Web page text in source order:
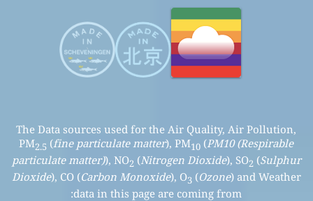
The Data sources used for the Air Quality, Air Pollution,
PM2.5(fine particulate matter), PM10(PM10 (Respirable
particulate matter)), NO2 (Nitrogen Dioxide), SO2 (Sulphur
Dioxide), CO (Carbon Monoxide), O3 (Ozone ) and Weather
data in this page are coming from: